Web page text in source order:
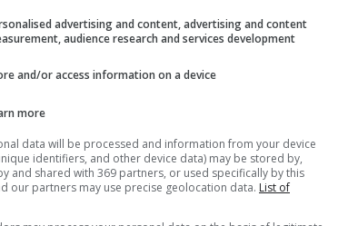
dhe plis në kokë, merrte mësimet nga i
dhe fotografi ditën e lindjes babë
Urime ditëlindjen dhe e gëzofsh
jetë bashkë me ne. Të dua shumë",
e fotografisë.
advertising and content, advertising and content
audience research and services development
and/or access information on a device
more
data will be processed and information from your device
identifiers, and other device data) may be stored by,
and shared with 369 partners, or used specifically by this
our partners may use precise geolocation data. List of